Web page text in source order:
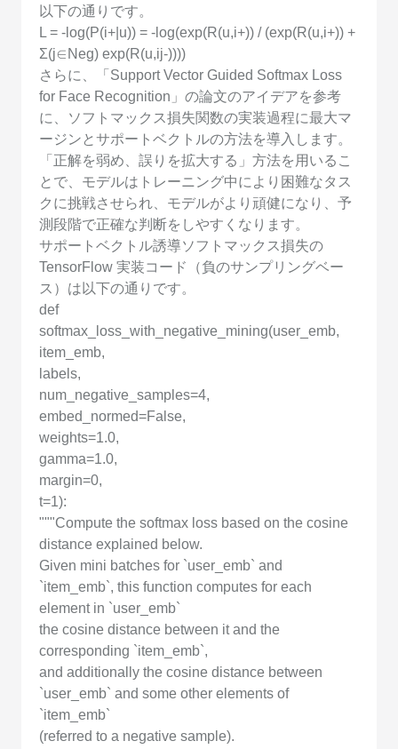
以下の通りです。
L = -log(P(i+|u)) = -log(exp(R(u,i+)) / (exp(R(u,i+)) +
Σ(j∈Neg) exp(R(u,ij-))))
さらに、「Support Vector Guided Softmax Loss
for Face Recognition」の論文のアイデアを参考
に、ソフトマックス損失関数の実装過程に最大マ
ージンとサポートベクトルの方法を導入します。
「正解を弱め、誤りを拡大する」方法を用いるこ
とで、モデルはトレーニング中により困難なタス
クに挑戦させられ、モデルがより頑健になり、予
測段階で正確な判断をしやすくなります。
サポートベクトル誘導ソフトマックス損失の
TensorFlow 実装コード（負のサンプリングベー
ス）は以下の通りです。
def
softmax_loss_with_negative_mining(user_emb,
item_emb,
labels,
num_negative_samples=4,
embed_normed=False,
weights=1.0,
gamma=1.0,
margin=0,
t=1):
"""Compute the softmax loss based on the cosine
distance explained below.
Given mini batches for `user_emb` and
`item_emb`, this function computes for each
element in `user_emb`
the cosine distance between it and the
corresponding `item_emb`,
and additionally the cosine distance between
`user_emb` and some other elements of
`item_emb`
(referred to a negative sample).